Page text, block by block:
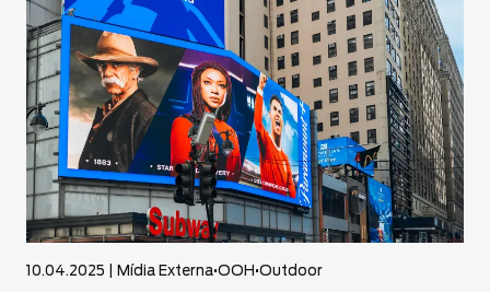
10.04.2025 | Mídia Externa•OOH •Outdoor